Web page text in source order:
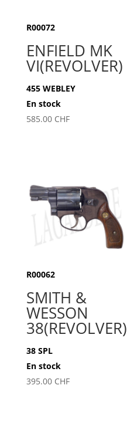
R00072
ENFIELD MK
VI(REVOLVER)
455 WEBLEY
En stock
585.00 CHF
R00062
SMITH &
WESSON
38(REVOLVER)
38 SPL
En stock
395.00 CHF